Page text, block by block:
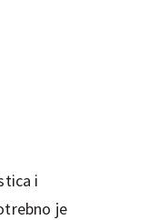
i
je